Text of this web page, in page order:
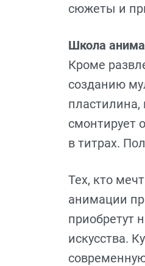
сюжеты и
Школа
Кроме
созданию
пластилина,
смонтирует
в титрах.
Тех, кто
анимации
приобретут
искусства.